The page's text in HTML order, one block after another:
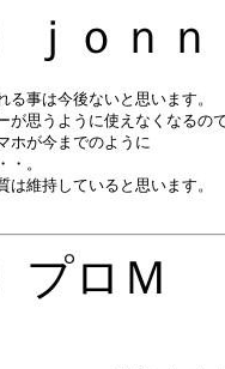
ｊｏ
事は今後ないと思います。
が思うように使えなくなるの
ホが今までのように
。
維持していると思います。
プロ